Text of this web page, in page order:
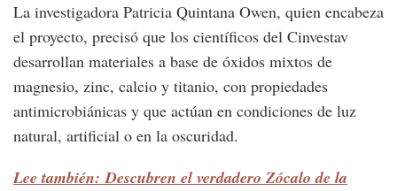
La investigadora Patricia Quintana Owen, quien encabeza
el proyecto, precisó que los científicos del Cinvestav
desarrollan materiales a base de óxidos mixtos de
magnesio, zinc, calcio y titanio, con propiedades
antimicrobiánicas y que actúan en condiciones de luz
natural, artificial o en la oscuridad.
Lee también: Descubren el verdadero Zócalo de la